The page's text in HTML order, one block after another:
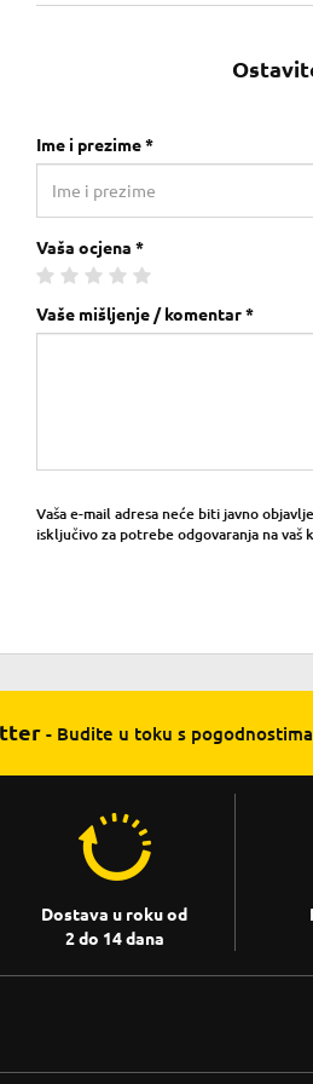
Ime i prezime *
Vaša ocjena *
Vaše mišljenje / komentar *
Vaša e-mail adresa neće biti javno
isključivo za potrebe odgovaranja na vaš
- Budite u toku s
Dostava u roku od
2 do 14 dana